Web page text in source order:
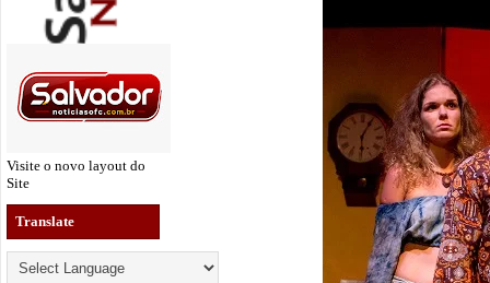
Visite o novo layout do
Site
Translate